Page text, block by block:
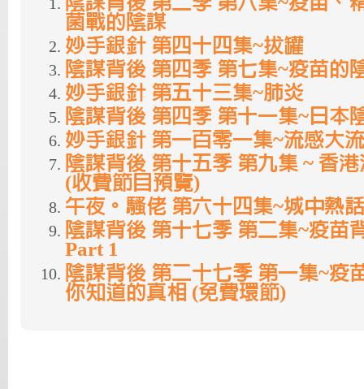
菌戰的陰謀
妙手銀針 第四十四集~拔罐
陰謀背後 第四季 第七集~疫苗的
妙手銀針 第五十三集~肺炎
陰謀背後 第四季 第十一集~日本
妙手銀針 第一百零一集~流感大
陰謀背後 第十五季 第九集 ~ 香
(收費節目預覽)
午夜。騷佬 第六十四集~城中熱
陰謀背後 第十七季 第二集~疫苗
Part 1
陰謀背後 第二十七季 第一集~疫
你知道的真相 (免費環節)